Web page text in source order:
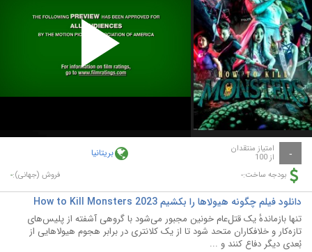
Play
Video
- امتیاز منتقدان
از 100 بریتانیا
بودجه ساخت:- فروش (جهانی):-
دانلود فیلم چگونه هیولاها را بکشیم How to Kill Monsters 2023
تنها بازماندهٔ یک قتل‌عام خونین مجبور می‌شود با گروهی آشفته از پلیس‌های
تازه‌کار و خلافکاران متحد شود تا از یک کلانتری در برابر هجوم هیولاهایی از
بُعدی دیگر دفاع کنند و ...